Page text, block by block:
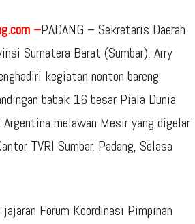
–PADANG – Sekretaris Daerah
Sumatera Barat (Sumbar), Arry
kegiatan nonton bareng
babak 16 besar Piala Dunia
melawan Mesir yang digelar
TVRI Sumbar, Padang, Selasa
Forum Koordinasi Pimpinan